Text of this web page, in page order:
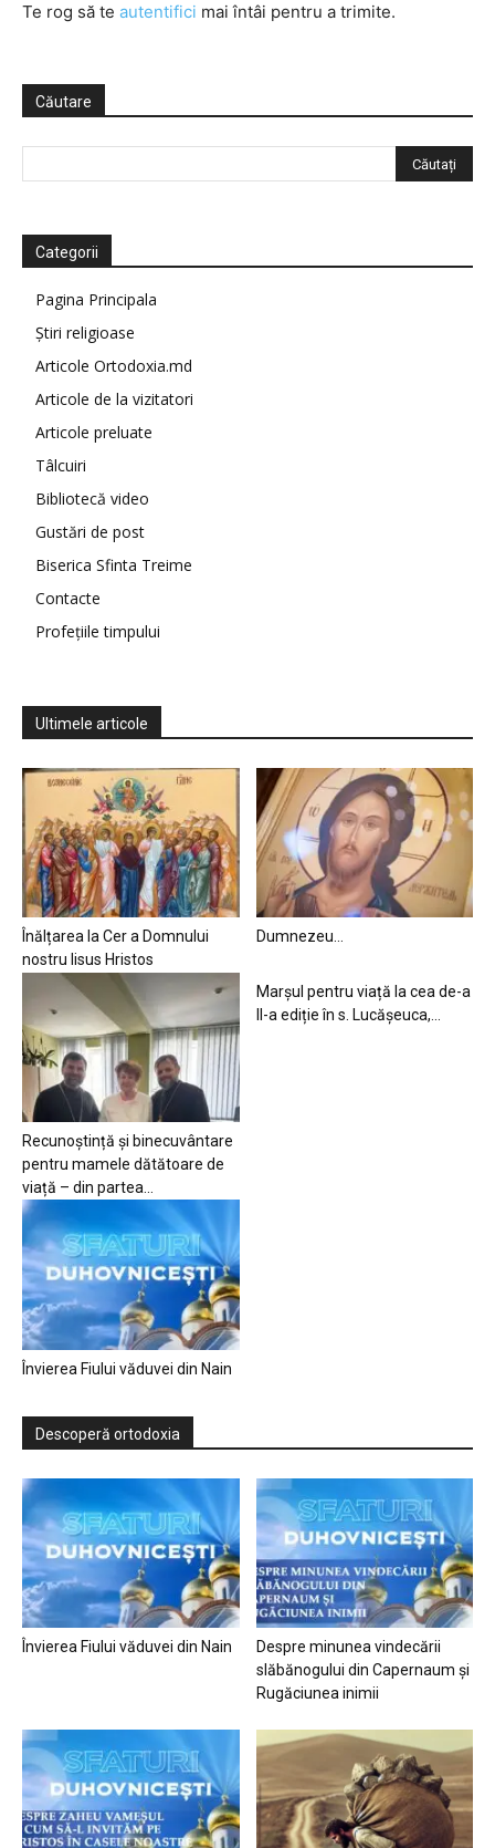
Te rog să te autentifici mai întâi pentru a trimite.
Căutare
Categorii
Pagina Principala
Știri religioase
Articole Ortodoxia.md
Articole de la vizitatori
Articole preluate
Tâlcuiri
Bibliotecă video
Gustări de post
Biserica Sfinta Treime
Contacte
Profețiile timpului
Ultimele articole
Înălțarea la Cer a Domnului
nostru Iisus Hristos
Dumnezeu…
Recunoștință și binecuvântare
pentru mamele dătătoare de
viață – din partea...
Marșul pentru viață la cea de-a
II-a ediție în s. Lucășeuca,...
Învierea Fiului văduvei din Nain
Descoperă ortodoxia
Învierea Fiului văduvei din Nain
Despre minunea vindecării
slăbănogului din Capernaum și
Rugăciunea inimii